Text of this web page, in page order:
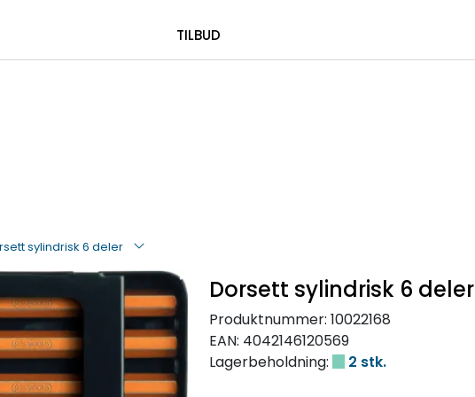
TILBUD
sylindrisk 6 deler
Dorsett sylindrisk 6 deler
Produktnummer: 10022168
EAN: 4042146120569
Lagerbeholdning:
2 stk.